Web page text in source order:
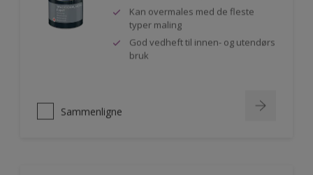
Kan overmales med de fleste
typer maling
God vedheft til innen- og utendørs
bruk
Sammenligne